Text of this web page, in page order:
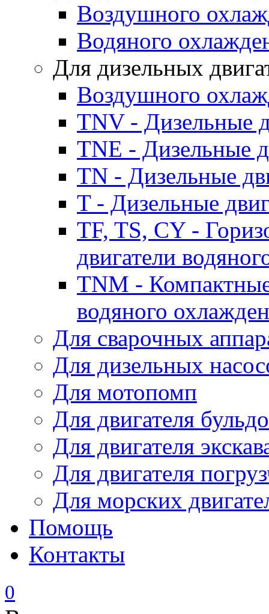
Воздушного
Водяного
Для дизельных
Воздушного
TNV - Дизельные
TNE - Дизельные
TN - Дизельные
T - Дизельные
TF, TS, CY -
двигатели
TNM -
водяного
Для сварочных
Для дизельных
Для мотопомп
Для двигателя
Для двигателя
Для двигателя
Для морских
Помощь
Контакты
0